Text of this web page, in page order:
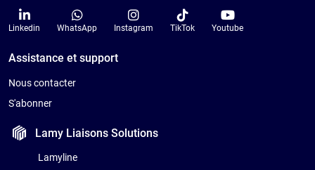
Linkedin WhatsApp Instagram TikTok Youtube
Assistance et support
Nous contacter
S'abonner
Lamy LiaisonsSolutions
Lamyline